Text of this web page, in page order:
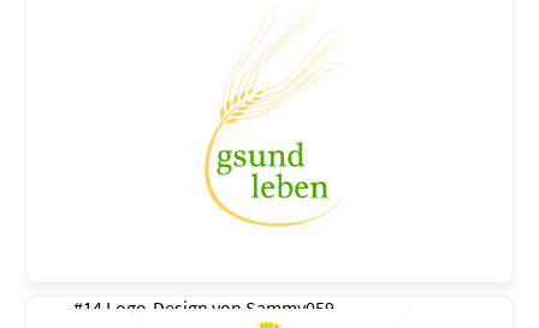
#14 Logo-Design von Sammy059